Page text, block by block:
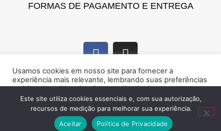
FORMAS DE PAGAMENTO E ENTREGA
Marque presença na web!
Usamos cookies em nosso site para fornecer a
experiência mais relevante, lembrando suas preferências
e visitas repetidas. Ao clicar em “Aceitar”, concorda com a
utilização de cookies.
Aceitar
Este site utiliza cookies essenciais e, com sua autorização,
recursos de medição para melhorar sua experiência.
Aceitar
Política de Privacidade